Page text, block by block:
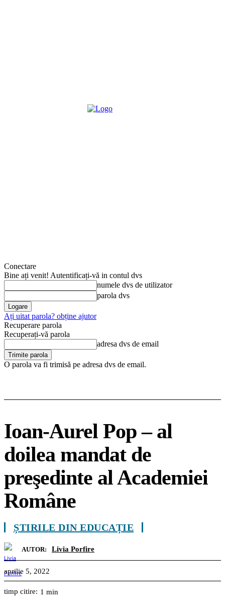
Conectare
Bine ați venit! Autentificați-vă in contul dvs
numele dvs de utilizator
parola dvs
Ați uitat parola? obține ajutor
Recuperare parola
Recuperați-vă parola
adresa dvs de email
O parola va fi trimisă pe adresa dvs de email.
Ioan-Aurel Pop – al
doilea mandat de
preşedinte al Academiei
Române
ȘTIRILE DIN EDUCAȚIE
AUTOR: Livia Porfire
aprilie 5, 2022
timp citire: 1 min